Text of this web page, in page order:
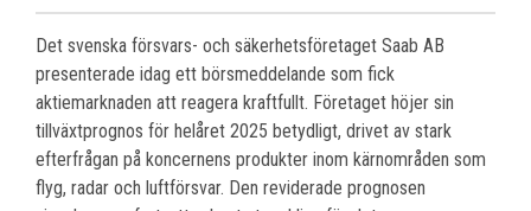
Det svenska försvars- och säkerhetsföretaget Saab AB
presenterade idag ett börsmeddelande som fick
aktiemarknaden att reagera kraftfullt. Företaget höjer sin
tillväxtprognos för helåret 2025 betydligt, drivet av stark
efterfrågan på koncernens produkter inom kärnområden som
flyg, radar och luftförsvar. Den reviderade prognosen